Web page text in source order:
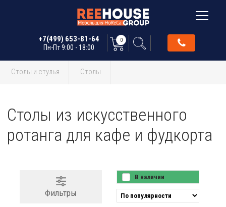
+7(499) 653-81-64
Пн-Пт 9:00 - 18:00
0
Столы и стулья Столы
Столы из искусственного
ротанга для кафе и фудкорта
Фильтры
В наличии